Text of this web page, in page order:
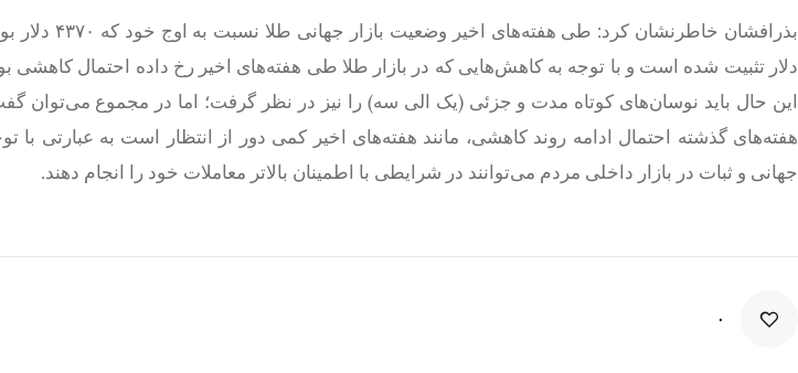
دلار تثبیت شده است و با توجه به کاهش‌هایی که در بازار طلا طی هفته‌های اخیر رخ داده احتمال کاهشی
این حال باید نوسان‌های کوتاه مدت و جزئی (یک الی سه) را نیز در نظر گرفت؛ اما در مجموع
هفته‌های گذشته احتمال ادامه روند کاهشی، مانند هفته‌های اخیر کمی دور از انتظار است به عبارتی با
جهانی و ثبات در بازار داخلی مردم می‌توانند در شرایطی با اطمینان بالاتر معاملات خود را انجام دهند.
۰